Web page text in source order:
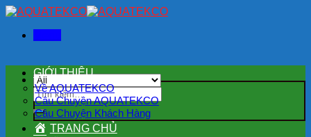
Skip
content
Tìm
kiếm:
GIỚI THIỆU
Về AQUATEKCO
Câu Chuyện AQUATEKCO
Câu Chuyện Khách Hàng
TRANG CHỦ